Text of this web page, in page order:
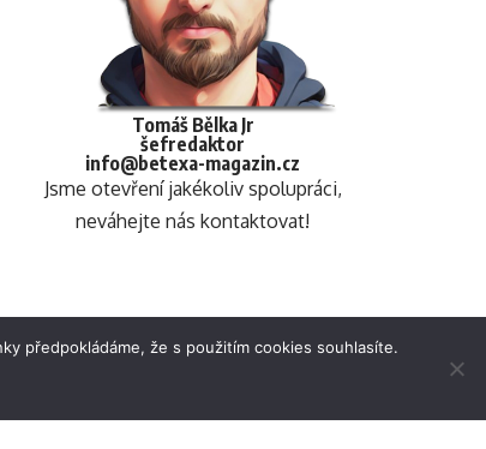
Tomáš Bělka Jr
šefredaktor
info@betexa-magazin.cz
Jsme otevření jakékoliv spolupráci,
neváhejte nás kontaktovat!
předpokládáme, že s použitím cookies souhlasíte.